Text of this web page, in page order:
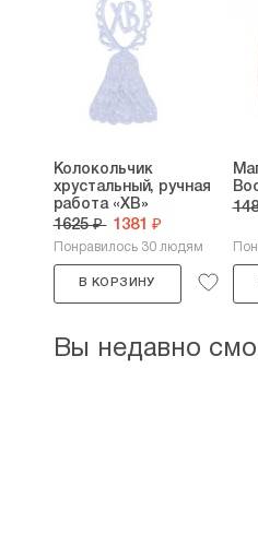
Колокольчик
хрустальный, ручная
работа «ХВ»
1625 ₽ 1381 ₽
Понравилось 30 людям
В КОРЗИНУ
Вы недавно